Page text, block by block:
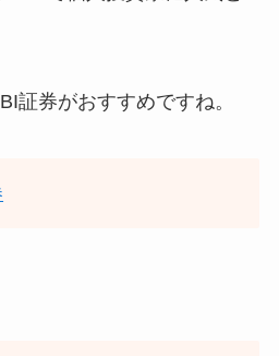
証券がおすすめですね。